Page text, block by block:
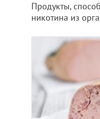
Продукты,
никотина из